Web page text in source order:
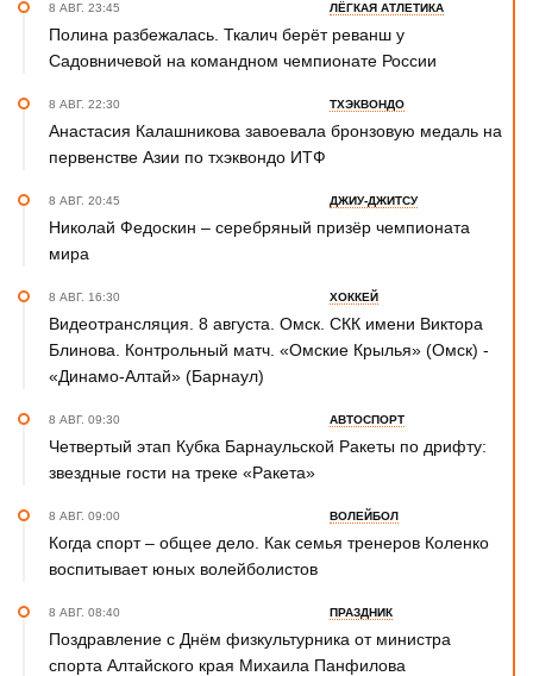
8 АВГ. 23:45 ЛЁГКАЯ АТЛЕТИКА
Полина разбежалась. Ткалич берёт реванш у
Садовничевой на командном чемпионате России
8 АВГ. 22:30 ТХЭКВОНДО
Анастасия Калашникова завоевала бронзовую медаль на
первенстве Азии по тхэквондо ИТФ
8 АВГ. 20:45 ДЖИУ-ДЖИТСУ
Николай Федоскин – серебряный призёр чемпионата
мира
8 АВГ. 16:30 ХОККЕЙ
Видеотрансляция. 8 августа. Омск. СКК имени Виктора
Блинова. Контрольный матч. «Омские Крылья» (Омск) -
«Динамо-Алтай» (Барнаул)
8 АВГ. 09:30 АВТОСПОРТ
Четвертый этап Кубка Барнаульской Ракеты по дрифту:
звездные гости на треке «Ракета»
8 АВГ. 09:00 ВОЛЕЙБОЛ
Когда спорт – общее дело. Как семья тренеров Коленко
воспитывает юных волейболистов
8 АВГ. 08:40 ПРАЗДНИК
Поздравление с Днём физкультурника от министра
спорта Алтайского края Михаила Панфилова